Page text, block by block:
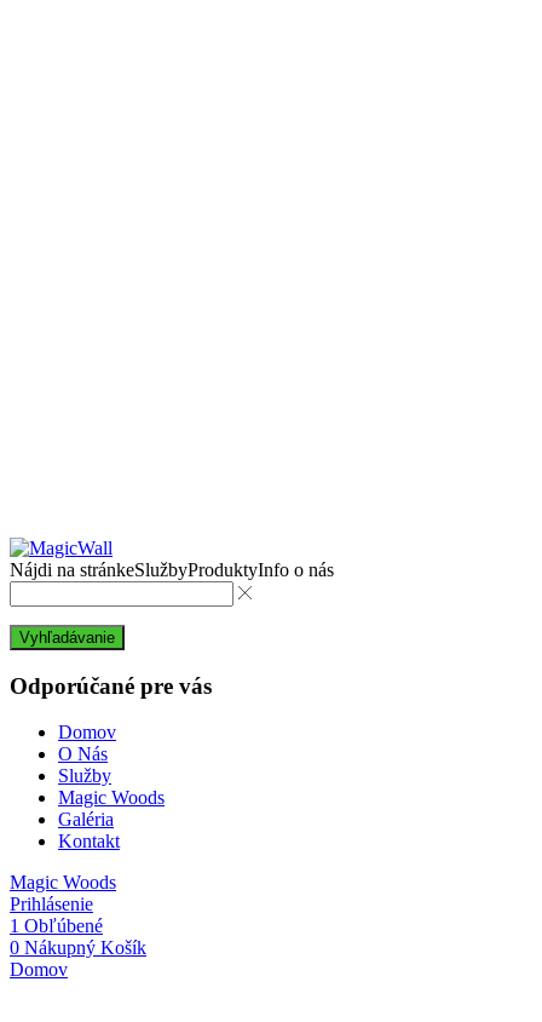
Nájdi na stránkeSlužbyProduktyInfo o nás
Vyhľadávanie
Odporúčané pre vás
Domov
O Nás
Služby
Magic Woods
Galéria
Kontakt
Magic Woods
Prihlásenie
1 Obľúbené
0 Nákupný Košík
Domov